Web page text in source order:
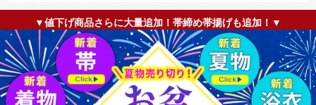
▼値下げ商品さらに大量追加！帯締め帯揚げも追加！▼